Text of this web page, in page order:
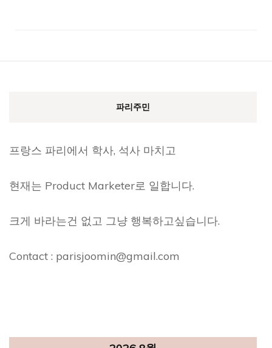
파리주민
프랑스 파리에서 학사, 석사 마치고
현재는 Product Marketer로 일합니다.
크게 바라는건 없고 그냥 행복하고싶습니다.
Contact : parisjoomin@gmail.com